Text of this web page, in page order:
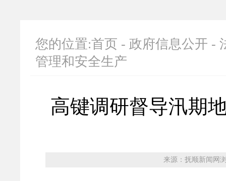
您的位置:首页 - 政府信息公开 -
管理和安全生产
高键调研督导汛期
来源：抚顺新闻网